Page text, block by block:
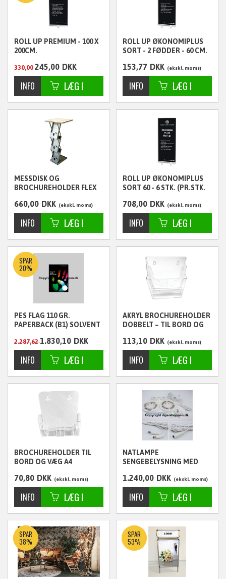
ROLL UP PREMIUM - 100 X
200CM.
330,00245,00 DKK
ekskl. moms
ROLL UP ØKONOMIPLUS
SORT - 2 FØDDER - 60 CM.
153,77 DKK ekskl. moms
MESSDISK OG
BROCHUREHOLDER FLEX
660,00 DKK ekskl. moms
ROLL UP ØKONOMIPLUS
SORT 60 - 6 STK. (PR.STK.
708,00 DKK ekskl. moms
SPAR
20%
PES FLAG 110 GR.
PAPERBACK (B1) SOLVENT
2.287,621.830,10 DKK
ekskl. moms
AKRYL BROCHUREHOLDER
DOBBELT – TIL BORD OG
113,10 DKK ekskl. moms
BROCHUREHOLDER TIL
BORD OG VÆG A4
70,80 DKK ekskl. moms
NATLAMPE
SENGEBELYSNING MED
1.240,00 DKK ekskl. moms
SPAR
38%
SPAR
53%